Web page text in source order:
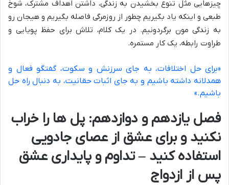
چیزهایی مثل تنوع بخشیدن به زندگی، داشتن اهداف مشترک، شوخ
طبعی و اینکه یاد بگیریم چطور از روزمرگی فاصله بگیریم و هیجان رو
به زندگی مون برگردونیم. در یک کلام، تلاش برای حفظ پویایی و
طراوت رابطه، یک کار مستمره.
«برای حل اختلافات، به جای سرزنش و سکوت، گفتگو فعال و
همدلانه داشته باشیم و به جای اثبات حقانیت، به دنبال راه حل
باشیم.»
فصل یازدهم و دوازدهم: پل ها را خراب
نکنید و برای عشق از عصای جادویی
استفاده کنید – تداوم و پایداری عشق
پس از ازدواج